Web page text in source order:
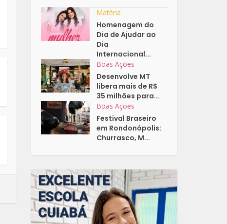
Matéria
Homenagem do
Dia de Ajudar ao
Dia
Internacional...
Boas Ações
Desenvolve MT
libera mais de R$
35 milhões para...
Boas Ações
Festival Braseiro
em Rondonópolis:
Churrasco, M...